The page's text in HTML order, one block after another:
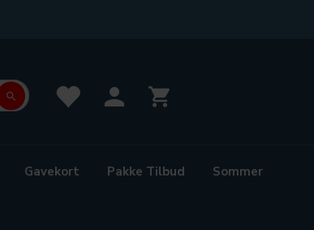
Gavekort Pakke Tilbud Sommer